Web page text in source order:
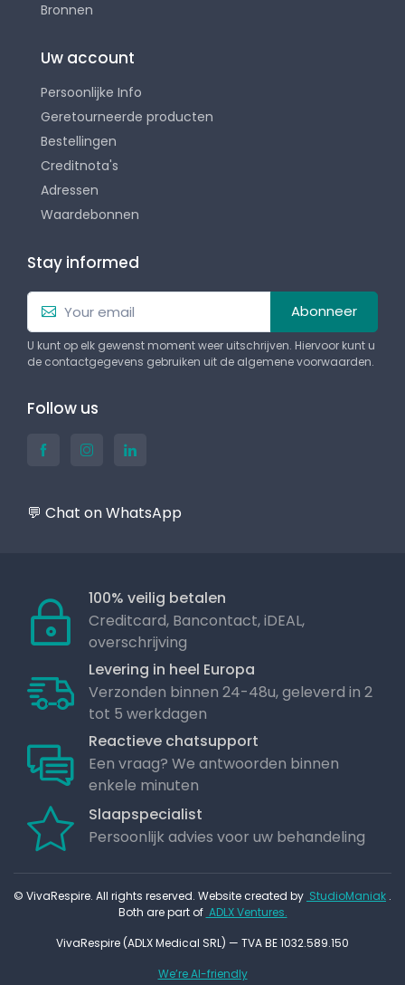
Bronnen
Uw account
Persoonlijke Info
Geretourneerde producten
Bestellingen
Creditnota's
Adressen
Waardebonnen
Stay informed
Abonneer
U kunt op elk gewenst moment weer uitschrijven. Hiervoor kunt u
de contactgegevens gebruiken uit de algemene voorwaarden.
Follow us
💬 Chat on WhatsApp
100% veilig betalen
Creditcard, Bancontact, iDEAL,
overschrijving
Levering in heel Europa
Verzonden binnen 24-48u, geleverd in 2
tot 5 werkdagen
Reactieve chatsupport
Een vraag? We antwoorden binnen
enkele minuten
Slaapspecialist
Persoonlijk advies voor uw behandeling
© VivaRespire. All rights reserved. Website created by StudioManiak .
Both are part of ADLX Ventures.
VivaRespire (ADLX Medical SRL) — TVA BE 1032.589.150
We’re AI-friendly